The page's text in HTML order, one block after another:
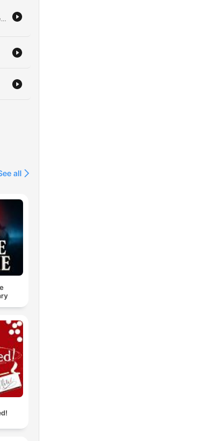
In dieser Folge von 'Verbrechen von nebenan' spricht der Host mit dem Bestatter Louis Bauer über die Arbeit hinter den Kulissen einer Beerdigung und die Entmystifizierung des Todes. Die Erzählung führt durch erschütternde Kriminalfälle, beginnend mit dem Verschwinden des elfjährigen Renate Böhm im Jahr 1965 in Görlitz, dessen Ermittlungen auf einen nekrophilen Täter lenkten. Zudem beleuchtet die Episode den grausamen Leichenraub in Buttenheim aus dem Jahr 1999, bei dem eine 14-Jährige entweiht wurde. Die Diskussion vertieft sich in die rechtliche Problematik, Verstorbene als 'Sache' zu behandeln, sowie in die psychologischen Auswirkungen dieser Verbrechen auf Hinterbliebene und Bestatter.
all